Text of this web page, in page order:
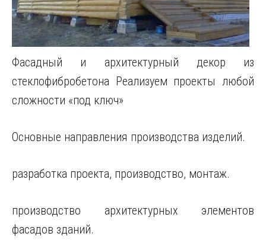
Фасадный и архитектурный декор из
стеклофибробетона Реализуем проекты любой
сложности «под ключ»
Основные направления производства изделий.
разработка проекта, производство, монтаж.
производство архитектурных элементов
фасадов зданий.